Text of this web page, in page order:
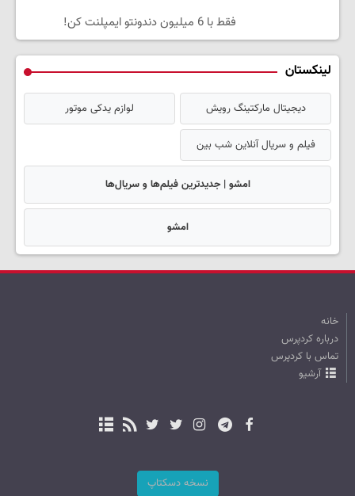
فقط با 6 میلیون دندونتو ایمپلنت کن!
لینکستان
دیجیتال مارکتینگ رویش لوازم یدکی موتور
فیلم و سریال آنلاین شب بین
امشو | جدیدترین فیلم‌ها و سریال‌ها
امشو
خانه
درباره کردپرس
تماس با کردپرس
آرشیو
نسخه دسکتاپ